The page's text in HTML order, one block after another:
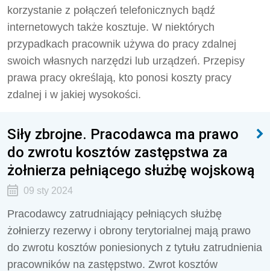
korzystanie z połączeń telefonicznych bądź
internetowych także kosztuje. W niektórych
przypadkach pracownik używa do pracy zdalnej
swoich własnych narzędzi lub urządzeń. Przepisy
prawa pracy określają, kto ponosi koszty pracy
zdalnej i w jakiej wysokości.
Siły zbrojne. Pracodawca ma prawo
do zwrotu kosztów zastępstwa za
żołnierza pełniącego służbę wojskową
09 sty 2024
Pracodawcy zatrudniający pełniących służbę
żołnierzy rezerwy i obrony terytorialnej mają prawo
do zwrotu kosztów poniesionych z tytułu zatrudnienia
pracowników na zastępstwo. Zwrot kosztów